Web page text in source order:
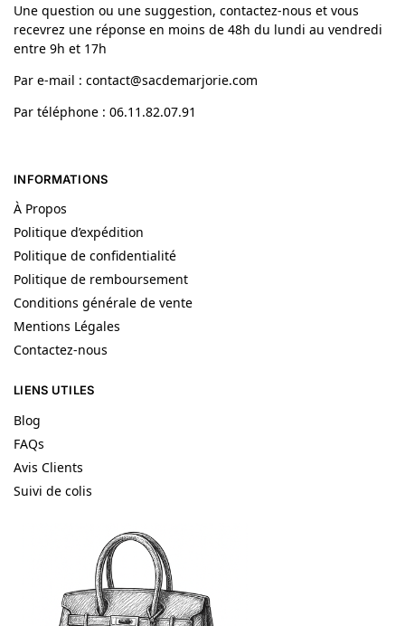
Une question ou une suggestion, contactez-nous et vous
recevrez une réponse en moins de 48h du lundi au vendredi
entre 9h et 17h
Par e-mail : contact@sacdemarjorie.com
Par téléphone : 06.11.82.07.91
INFORMATIONS
À Propos
Politique d’expédition
Politique de confidentialité
Politique de remboursement
Conditions générale de vente
Mentions Légales
Contactez-nous
LIENS UTILES
Blog
FAQs
Avis Clients
Suivi de colis